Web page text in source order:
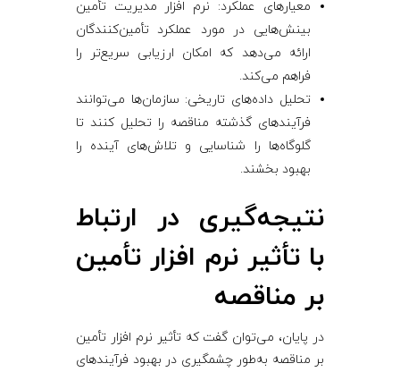
معیارهای عملکرد: نرم ‌افزار مدیریت تأمین
بینش‌هایی در مورد عملکرد تأمین‌کنندگان
ارائه می‌دهد که امکان ارزیابی سریع‌تر را
فراهم می‌کند.
تحلیل داده‌های تاریخی: سازمان‌ها می‌توانند
فرآیندهای گذشته مناقصه را تحلیل کنند تا
گلوگاه‌ها را شناسایی و تلاش‌های آینده را
بهبود بخشند.
نتیجه‌گیری در ارتباط
با تأثیر نرم‌ افزار تأمین
بر مناقصه
در پایان، می‌توان گفت که تأثیر نرم‌ افزار تأمین
بر مناقصه به‌طور چشمگیری در بهبود فرآیندهای